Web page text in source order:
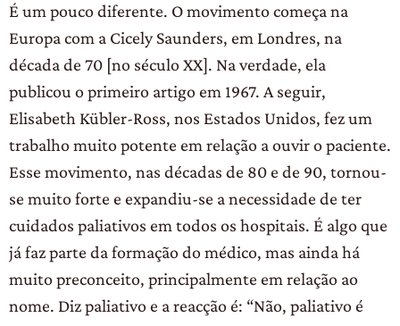
É um pouco diferente. O movimento começa na
Europa com a Cicely Saunders, em Londres, na
década de 70 [no século XX]. Na verdade, ela
publicou o primeiro artigo em 1967. A seguir,
Elisabeth Kübler-Ross, nos Estados Unidos, fez um
trabalho muito potente em relação a ouvir o paciente.
Esse movimento, nas décadas de 80 e de 90, tornou-
se muito forte e expandiu-se a necessidade de ter
cuidados paliativos em todos os hospitais. É algo que
já faz parte da formação do médico, mas ainda há
muito preconceito, principalmente em relação ao
nome. Diz paliativo e a reacção é: “Não, paliativo é